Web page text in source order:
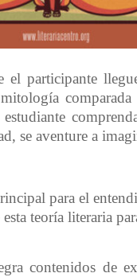
el participante
se aventure a
para el
teoría literaria
contenidos de